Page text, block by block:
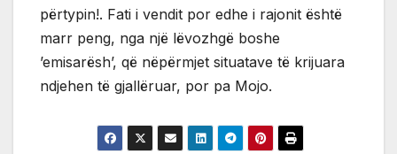
përtypin!. Fati i vendit por edhe i rajonit është
marr peng, nga një lëvozhgë boshe
’emisarësh’, që nëpërmjet situatave të krijuara
ndjehen të gjallëruar, por pa Mojo.